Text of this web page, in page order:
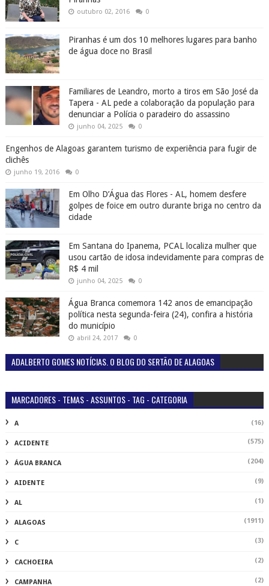
outubro 02, 2016 0
Piranhas é um dos 10 melhores lugares para banho
de água doce no Brasil
Familiares de Leandro, morto a tiros em São José da
Tapera - AL pede a colaboração da população para
denunciar a Polícia o paradeiro do assassino
junho 04, 2025 0
Engenhos de Alagoas garantem turismo de experiência para fugir de
clichês
junho 19, 2016 0
Em Olho D’Água das Flores - AL, homem desfere
golpes de foice em outro durante briga no centro da
cidade
Em Santana do Ipanema, PCAL localiza mulher que
usou cartão de idosa indevidamente para compras de
R$ 4 mil
junho 04, 2025 0
Água Branca comemora 142 anos de emancipação
política nesta segunda-feira (24), confira a história
do município
abril 24, 2017 0
ADALBERTO GOMES NOTÍCIAS. O BLOG DO SERTÃO DE ALAGOAS
MARCADORES - TEMAS - ASSUNTOS - TAG - CATEGORIA
A (16)
ACIDENTE (575)
ÁGUA BRANCA (204)
AIDENTE (9)
AL (1)
ALAGOAS (1911)
C (3)
CACHOEIRA (2)
CAMPANHA (2)